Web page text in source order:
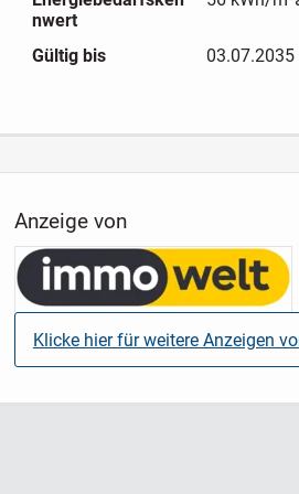
.Ansprechend gestaltete
Frau Sara Harms.
nwert
Gültig bis 03.07.2035
Anzeige von
Klicke hier für weitere Anzeigen